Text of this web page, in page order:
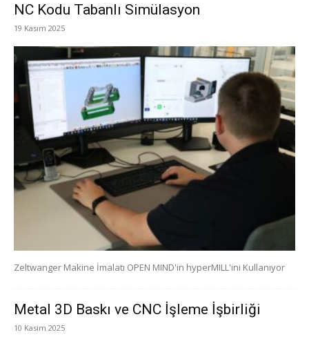
NC Kodu Tabanlı Simülasyon
19 Kasım 2025
Zeltwanger Makine İmalatı OPEN MIND'in hyperMILL'ini Kullanıyor
Metal 3D Baskı ve CNC İşleme İşbirliği
10 Kasım 2025